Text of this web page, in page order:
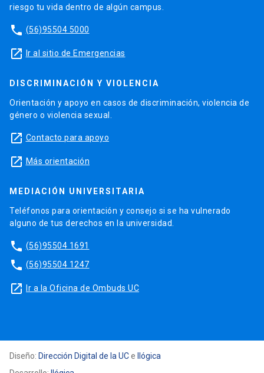
riesgo tu vida dentro de algún campus.
phone (56)95504 5000
launch Ir al sitio de Emergencias
DISCRIMINACIÓN Y VIOLENCIA
Orientación y apoyo en casos de discriminación, violencia de
género o violencia sexual.
launch Contacto para apoyo
launch Más orientación
MEDIACIÓN UNIVERSITARIA
Teléfonos para orientación y consejo si se ha vulnerado
alguno de tus derechos en la universidad.
phone (56)95504 1691
phone (56)95504 1247
launch Ir a la Oficina de Ombuds UC
Diseño: Dirección Digital de la UCe
Ilógica